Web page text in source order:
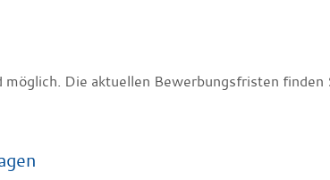
möglich. Die aktuellen Bewerbungsfristen